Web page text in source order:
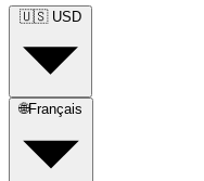
🇺🇸 USD
🌐Français